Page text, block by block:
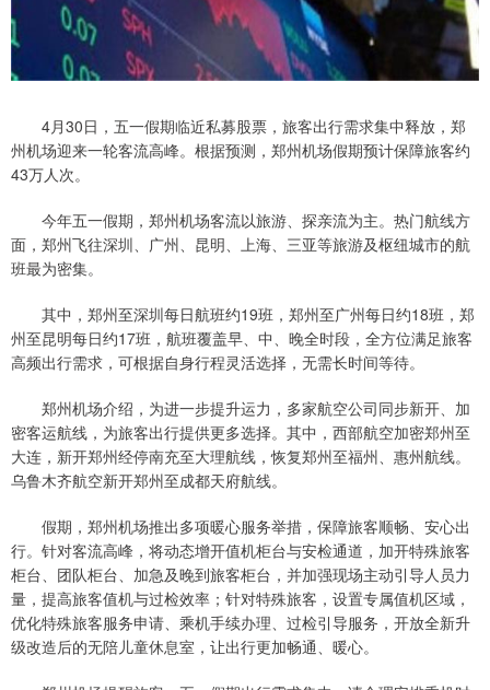
4月30日，五一假期临近私募股票，旅客出行需求集中释放，郑
州机场迎来一轮客流高峰。根据预测，郑州机场假期预计保障旅客约
43万人次。
今年五一假期，郑州机场客流以旅游、探亲流为主。热门航线方
面，郑州飞往深圳、广州、昆明、上海、三亚等旅游及枢纽城市的航
班最为密集。
其中，郑州至深圳每日航班约19班，郑州至广州每日约18班，郑
州至昆明每日约17班，航班覆盖早、中、晚全时段，全方位满足旅客
高频出行需求，可根据自身行程灵活选择，无需长时间等待。
郑州机场介绍，为进一步提升运力，多家航空公司同步新开、加
密客运航线，为旅客出行提供更多选择。其中，西部航空加密郑州至
大连，新开郑州经停南充至大理航线，恢复郑州至福州、惠州航线。
乌鲁木齐航空新开郑州至成都天府航线。
假期，郑州机场推出多项暖心服务举措，保障旅客顺畅、安心出
行。针对客流高峰，将动态增开值机柜台与安检通道，加开特殊旅客
柜台、团队柜台、加急及晚到旅客柜台，并加强现场主动引导人员力
量，提高旅客值机与过检效率；针对特殊旅客，设置专属值机区域，
优化特殊旅客服务申请、乘机手续办理、过检引导服务，开放全新升
级改造后的无陪儿童休息室，让出行更加畅通、暖心。